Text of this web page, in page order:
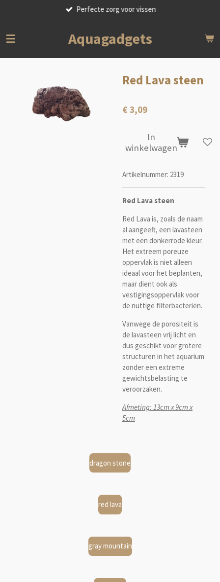
de
Perfecte zorg voor vissen
Aquagadgets
Red Lava steen
€ 3,09
In
winkelwagen
Artikelnummer: 2319
Red Lava steen
Red Lava is, zoals de naam
al aangeeft, een lavasteen
met een donkerrode kleur.
Het extreem poreuze
oppervlak is niet alleen
ideaal voor het beplanten,
maar dient ook als
vestigingsoppervlak voor
de nuttige filterbacteriën.
Vanwege de porositeit is
de lavasteen vrij licht en
dus geschikt voor grotere
structuren in het aquarium
zonder een extreme
gewichtsbelasting te
veroorzaken.
Afmeting: 13cm x 9cm x
5cm
dragon stone
red lava
gray mountain